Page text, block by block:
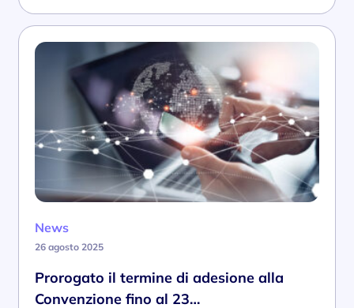
News
26 agosto 2025
Prorogato il termine di adesione alla
Convenzione fino al 23…